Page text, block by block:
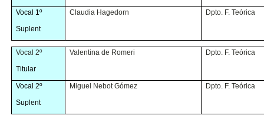
Vocal 1º
Suplent
Claudia Hagedorn Dpto. F. Teórica
Vocal 2º
Titular
Valentina de Romeri Dpto. F. Teórica
Vocal 2º
Suplent
Miguel Nebot Gómez Dpto. F. Teórica